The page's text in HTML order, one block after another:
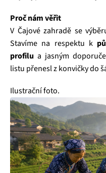
Proč nám věřit
V Čajové zahradě se
Stavíme na respektu k
profilu a jasným
listu přenesl z konvičky do
Ilustrační foto.